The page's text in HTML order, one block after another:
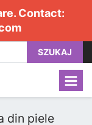
Contact:
SZUKAJ
din piele